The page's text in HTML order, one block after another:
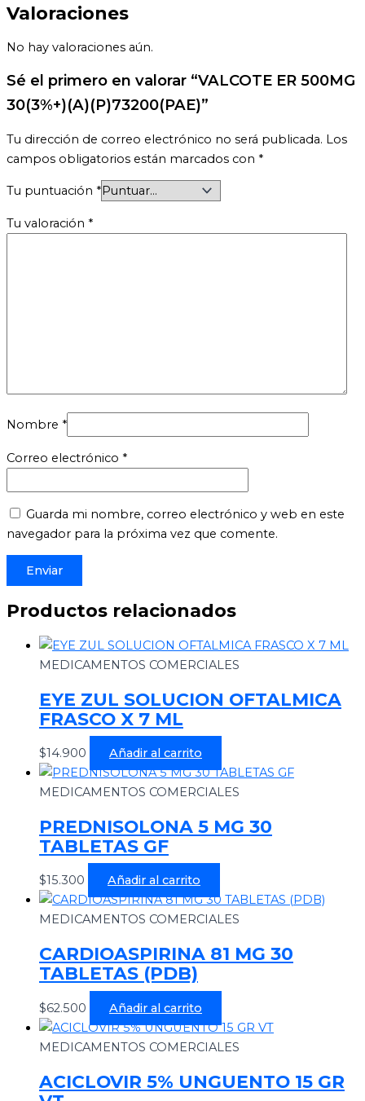
Valoraciones
No hay valoraciones aún.
Sé el primero en valorar “VALCOTE ER 500MG
30(3%+)(A)(P)73200(PAE)”
Tu dirección de correo electrónico no será publicada. Los
campos obligatorios están marcados con *
Tu puntuación *
Tu valoración *
Nombre *
Correo electrónico *
Guarda mi nombre, correo electrónico y web en este
navegador para la próxima vez que comente.
Productos relacionados
MEDICAMENTOS COMERCIALES
EYE ZUL SOLUCION OFTALMICA
FRASCO X 7 ML
$14.900 Añadir al carrito
MEDICAMENTOS COMERCIALES
PREDNISOLONA 5 MG 30
TABLETAS GF
$15.300 Añadir al carrito
MEDICAMENTOS COMERCIALES
CARDIOASPIRINA 81 MG 30
TABLETAS (PDB)
$62.500 Añadir al carrito
MEDICAMENTOS COMERCIALES
ACICLOVIR 5% UNGUENTO 15 GR